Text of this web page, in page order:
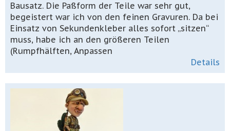
Bausatz. Die Paßform der Teile war sehr gut,
begeistert war ich von den feinen Gravuren. Da bei
Einsatz von Sekundenkleber alles sofort „sitzen“
muss, habe ich an den größeren Teilen
(Rumpfhälften, Anpassen
Details